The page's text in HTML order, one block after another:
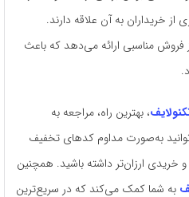
خریداران به آن علاقه دارند.
مناسبی ارائه می‌دهد که باعث
، بهترین راه، مراجعه به
به‌صورت مداوم کدهای تخفیف
خریدی ارزان‌تر داشته باشید. همچنین
به شما کمک می‌کند که در سریع‌ترین